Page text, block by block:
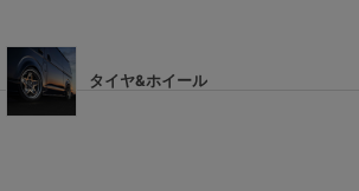
タイヤ&ホイール